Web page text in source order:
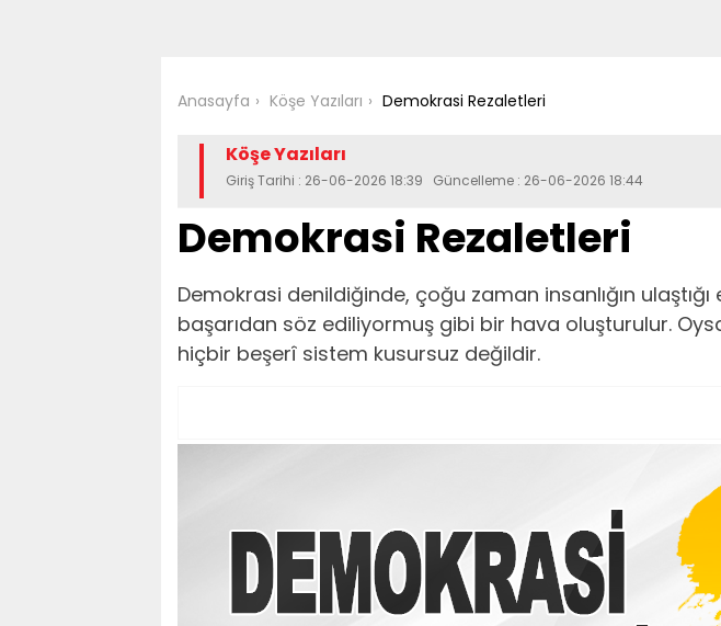
Anasayfa Köşe Yazıları Demokrasi Rezaletleri
Köşe Yazıları
Giriş Tarihi : 26-06-2026 18:39 Güncelleme : 26-06-2026 18:44
Demokrasi Rezaletleri
Demokrasi denildiğinde, çoğu zaman insanlığın
başarıdan söz ediliyormuş gibi bir hava oluşturulur.
hiçbir beşerî sistem kusursuz değildir.